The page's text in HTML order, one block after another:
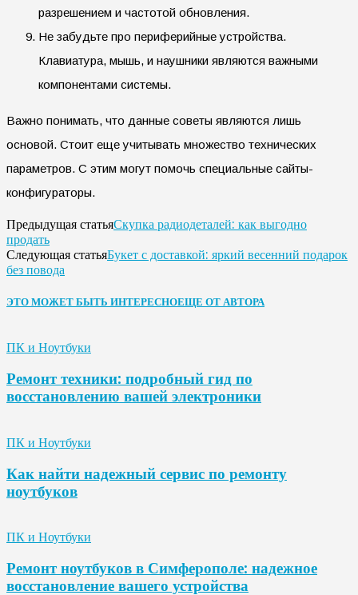
разрешением и частотой обновления.
Не забудьте про периферийные устройства.
Клавиатура, мышь, и наушники являются важными
компонентами системы.
Важно понимать, что данные советы являются лишь
основой. Стоит еще учитывать множество технических
параметров. С этим могут помочь специальные сайты-
конфигураторы.
Предыдущая статьяСкупка радиодеталей: как выгодно
продать
Следующая статьяБукет с доставкой: яркий весенний подарок
без повода
ЭТО МОЖЕТ БЫТЬ ИНТЕРЕСНОЕЩЕ ОТ АВТОРА
ПК и Ноутбуки
Ремонт техники: подробный гид по
восстановлению вашей электроники
ПК и Ноутбуки
Как найти надежный сервис по ремонту
ноутбуков
ПК и Ноутбуки
Ремонт ноутбуков в Симферополе: надежное
восстановление вашего устройства